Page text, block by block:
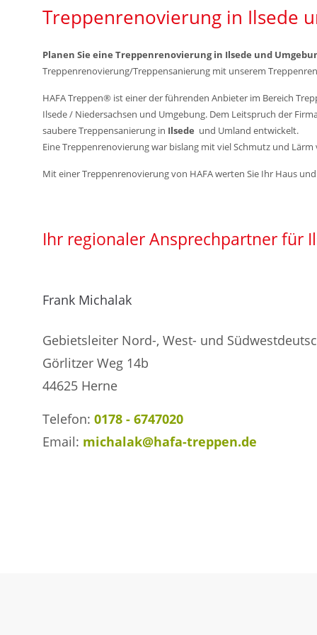
Fr: 7 - 15:45 Uhr
Wir freuen uns auf Ihren Anruf oder Besuch.
Anschrift/Kontakt
HAFA Treppen GmbH
Pfarrberg 17
08371 Meerane
Treppenrenovierung / Treppensanierung
Treppenrenovierung in Ilsede
Planen Sie eine Treppenrenovierung in Ilsede und
Treppenrenovierung/Treppensanierung mit unserem
HAFA Treppen® ist einer der führenden Anbieter im Bereich
Ilsede / Niedersachsen und Umgebung. Dem Leitspruch der
saubere Treppensanierung in Ilsede und Umland entwickelt.
Eine Treppenrenovierung war bislang mit viel Schmutz und
Mit einer Treppenrenovierung von HAFA werten Sie Ihr Haus
Ihr regionaler Ansprechpartner für
Frank Michalak
Gebietsleiter Nord-, West- und
Görlitzer Weg 14b
44625 Herne
Telefon: 0178 - 6747020
Email: michalak@hafa-treppen.de